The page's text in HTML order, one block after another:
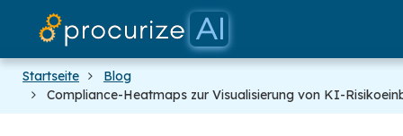
Startseite
Blog
Compliance-Heatmaps zur Visualisierung von KI-